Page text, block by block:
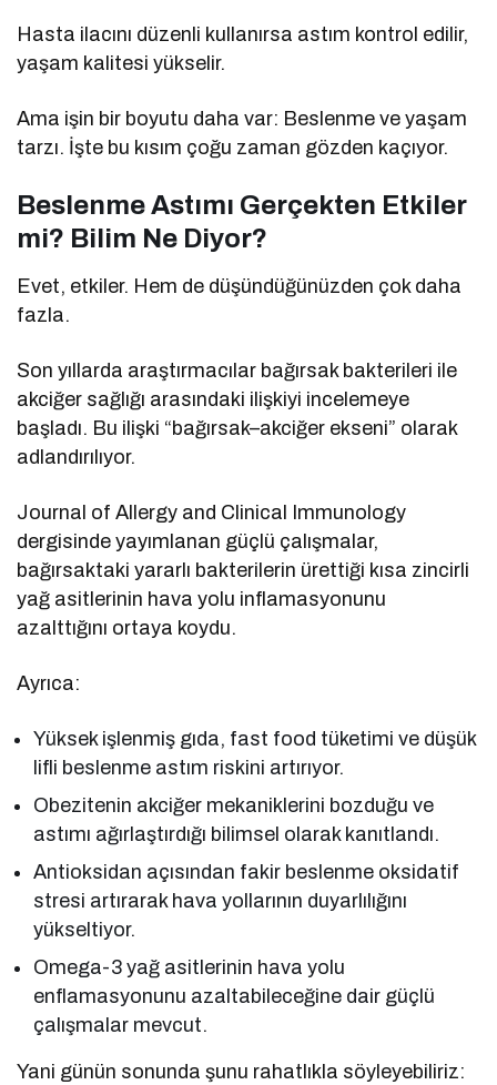
Hasta ilacını düzenli kullanırsa astım kontrol edilir,
yaşam kalitesi yükselir.
Ama işin bir boyutu daha var: Beslenme ve yaşam
tarzı. İşte bu kısım çoğu zaman gözden kaçıyor.
Beslenme Astımı Gerçekten Etkiler
mi? Bilim Ne Diyor?
Evet, etkiler. Hem de düşündüğünüzden çok daha
fazla.
Son yıllarda araştırmacılar bağırsak bakterileri ile
akciğer sağlığı arasındaki ilişkiyi incelemeye
başladı. Bu ilişki “bağırsak–akciğer ekseni” olarak
adlandırılıyor.
Journal of Allergy and Clinical Immunology
dergisinde yayımlanan güçlü çalışmalar,
bağırsaktaki yararlı bakterilerin ürettiği kısa zincirli
yağ asitlerinin hava yolu inflamasyonunu
azalttığını ortaya koydu.
Ayrıca:
Yüksek işlenmiş gıda, fast food tüketimi ve düşük
lifli beslenme astım riskini artırıyor.
Obezitenin akciğer mekaniklerini bozduğu ve
astımı ağırlaştırdığı bilimsel olarak kanıtlandı.
Antioksidan açısından fakir beslenme oksidatif
stresi artırarak hava yollarının duyarlılığını
yükseltiyor.
Omega-3 yağ asitlerinin hava yolu
enflamasyonunu azaltabileceğine dair güçlü
çalışmalar mevcut.
Yani günün sonunda şunu rahatlıkla söyleyebiliriz: